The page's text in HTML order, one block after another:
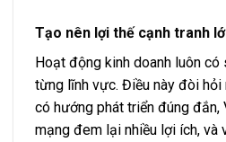
Tạo nên lợi thế cạnh tranh
Hoạt động kinh doanh luôn
từng lĩnh vực. Điều này đòi hỏi
có hướng phát triển đúng đắn,
mạng đem lại nhiều lợi ích,